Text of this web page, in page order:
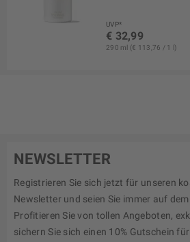
UVP*
€ 32,99
290 ml (€ 113,76 / 1 l)
NEWSLETTER
Registrieren Sie sich jetzt für unseren
Newsletter und seien Sie immer auf
Profitieren Sie von tollen Angeboten,
sichern Sie sich einen 10% Gutschein